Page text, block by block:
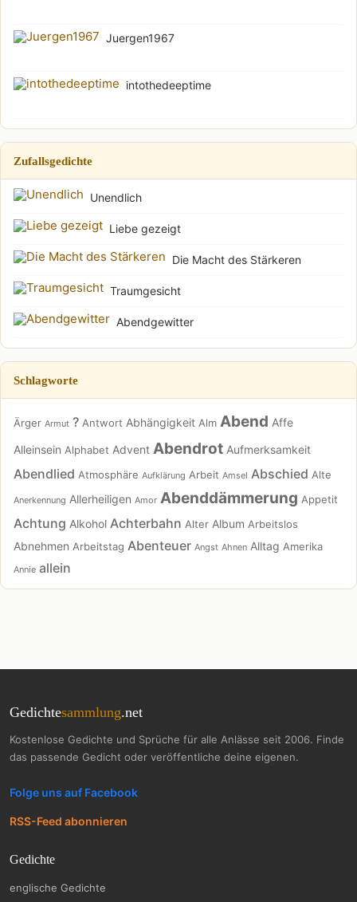
Juergen1967
intothedeeptime
Zufallsgedichte
Unendlich
Liebe gezeigt
Die Macht des Stärkeren
Traumgesicht
Abendgewitter
Schlagworte
Ärger Armut ? Antwort Abhängigkeit Alm Abend Affe
Alleinsein Alphabet Advent Abendrot Aufmerksamkeit
Abendlied Atmosphäre Aufklärung Arbeit Amsel Abschied Alte
Anerkennung Allerheiligen Amor Abenddämmerung Appetit
Achtung Alkohol Achterbahn Alter Album Arbeitslos
Abnehmen Arbeitstag Abenteuer Angst Ahnen Alltag Amerika
Annie allein
Gedichtesammlung.net
Kostenlose Gedichte und Sprüche für alle Anlässe seit 2006. Finde
das passende Gedicht oder veröffentliche deine eigenen.
Folge uns auf Facebook
RSS-Feed abonnieren
Gedichte
englische Gedichte